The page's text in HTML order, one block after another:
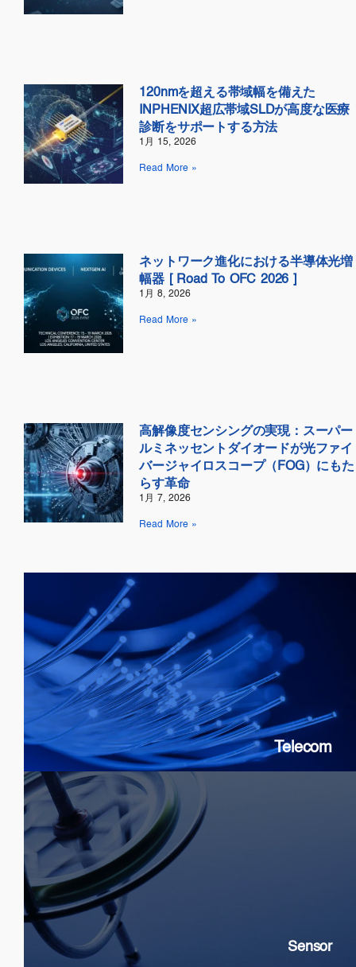
120nmを超える帯域幅を備えた
INPHENIX超広帯域SLDが高度な医療
診断をサポートする方法
1月 15, 2026
Read More »
ネットワーク進化における半導体光増
幅器 [ Road To OFC 2026 ]
1月 8, 2026
Read More »
高解像度センシングの実現：スーパー
ルミネッセントダイオードが光ファイ
バージャイロスコープ（FOG）にもた
らす革命
1月 7, 2026
Read More »
Telecom
Telecom
SOAs: 10G & 25G
DFB
FP Lasers
PICs
Sensor
Sensor
SLDs: Gyroscopes, Current, Strain
SOAs: High extinction ratio
DFB: Gas & Chemical sensing